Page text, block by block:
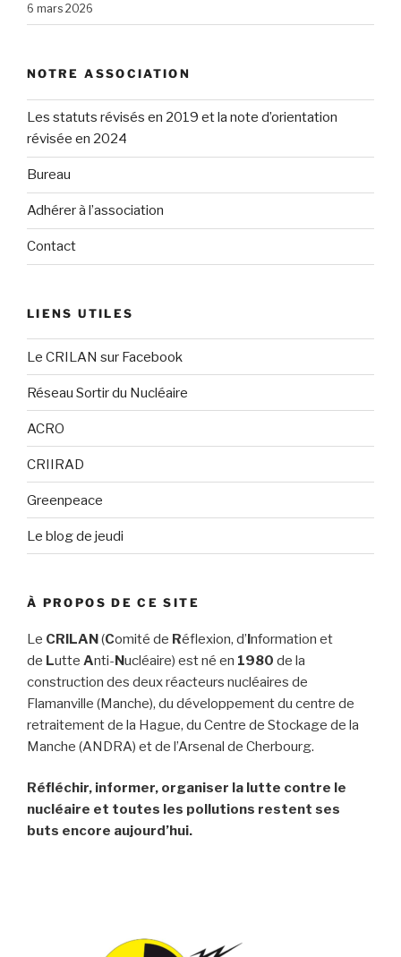
6 mars 2026
NOTRE ASSOCIATION
Les statuts révisés en 2019 et la note d’orientation
révisée en 2024
Bureau
Adhérer à l’association
Contact
LIENS UTILES
Le CRILAN sur Facebook
Réseau Sortir du Nucléaire
ACRO
CRIIRAD
Greenpeace
Le blog de jeudi
À PROPOS DE CE SITE
Le CRILAN(Comité de Réflexion, d’Information et
de Lutte Anti-Nucléaire) est né en 1980 de la
construction des deux réacteurs nucléaires de
Flamanville (Manche), du développement du centre de
retraitement de la Hague, du Centre de Stockage de la
Manche (ANDRA) et de l’Arsenal de Cherbourg.
Réfléchir, informer, organiser la lutte contre le
nucléaire et toutes les pollutions restent ses
buts encore aujourd’hui.